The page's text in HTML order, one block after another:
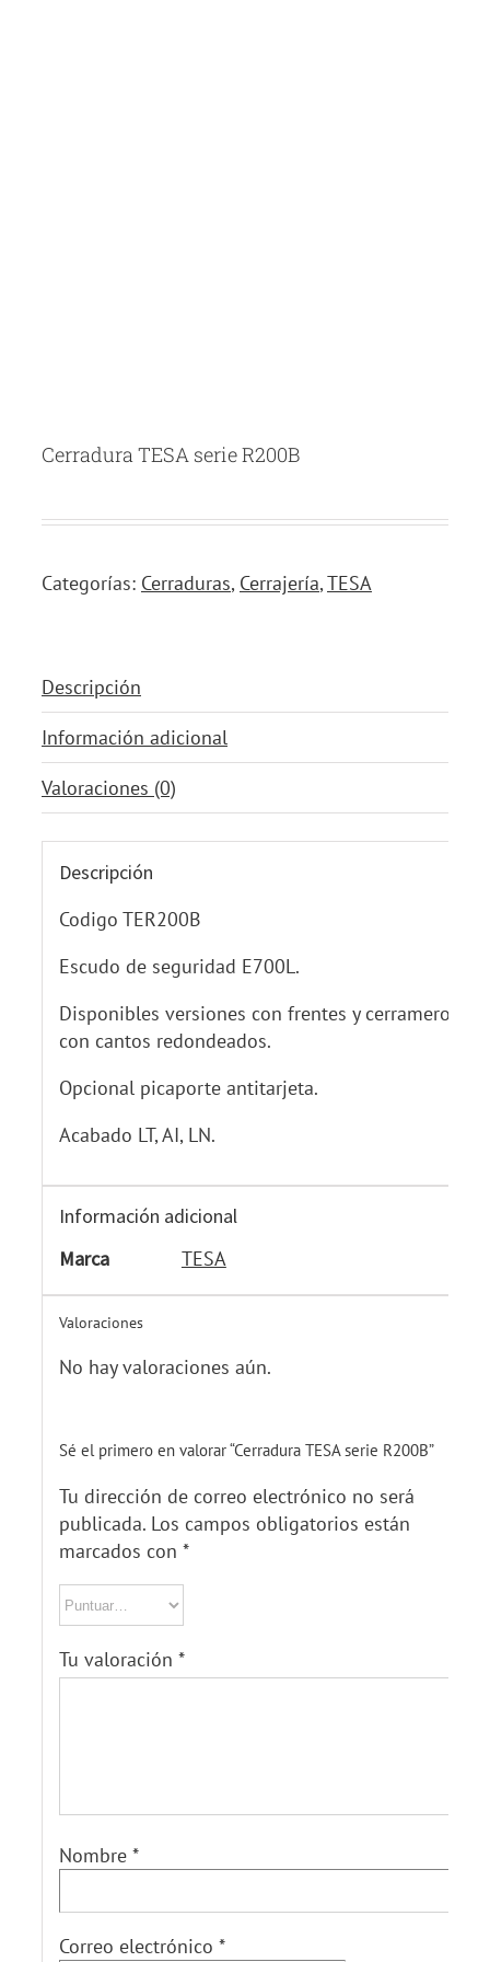
Cerradura TESA serie R200B
Categorías: Cerraduras, Cerrajería,TESA
Descripción
Información adicional
Valoraciones (0)
Descripción
Codigo TER200B
Escudo de seguridad E700L.
Disponibles versiones con frentes y cerrameros
con cantos redondeados.
Opcional picaporte antitarjeta.
Acabado LT, AI, LN.
Información adicional
Marca
TESA
Valoraciones
No hay valoraciones aún.
Sé el primero en valorar “Cerradura TESA serie R200B”
Tu dirección de correo electrónico no será
publicada.Los campos obligatorios están
marcados con *
Tu valoración *
Nombre *
Correo electrónico *